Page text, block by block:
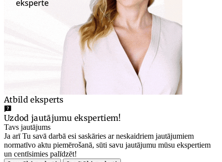
Atbild eksperts
Uzdod jautājumu ekspertiem!
Tavs jautājums
Ja arī Tu savā darbā esi saskāries ar neskaidriem jautājumiem
normatīvo aktu piemērošanā, sūti savu jautājumu mūsu ekspertiem
un centīsimies palīdzēt!